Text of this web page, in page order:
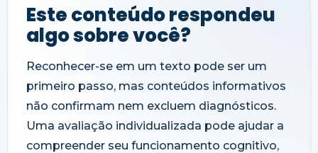
Este conteúdo respondeu
algo sobre você?
Reconhecer-se em um texto pode ser um
primeiro passo, mas conteúdos informativos
não confirmam nem excluem diagnósticos.
Uma avaliação individualizada pode ajudar a
compreender seu funcionamento cognitivo,